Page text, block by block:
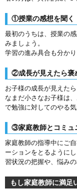
①授業の感想を聞く
最初のうちは、授業の
みましょう。
学習の進み具合も分か
②成長が見えたら褒
お子様の成長が見えた
なまだ小さなお子様は
で勉強に対してのやる
③家庭教師とコミュ
家庭教師の指導中にご
ーションをとるように
習状況の把握や、悩み
もし家庭教師に満足